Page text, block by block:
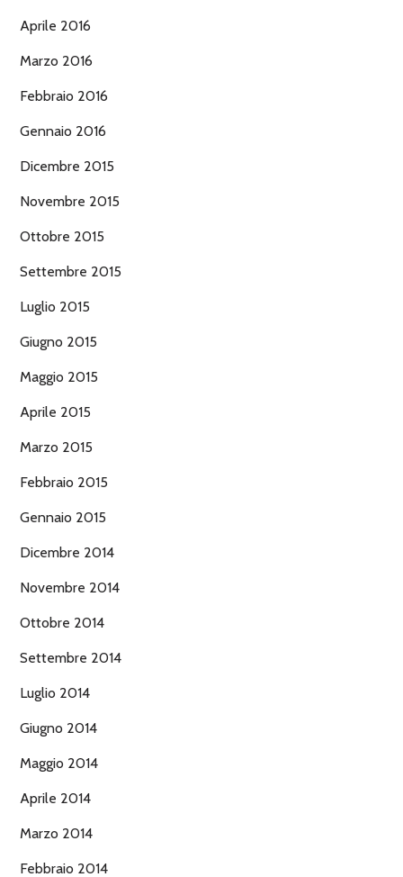
Aprile 2016
Marzo 2016
Febbraio 2016
Gennaio 2016
Dicembre 2015
Novembre 2015
Ottobre 2015
Settembre 2015
Luglio 2015
Giugno 2015
Maggio 2015
Aprile 2015
Marzo 2015
Febbraio 2015
Gennaio 2015
Dicembre 2014
Novembre 2014
Ottobre 2014
Settembre 2014
Luglio 2014
Giugno 2014
Maggio 2014
Aprile 2014
Marzo 2014
Febbraio 2014